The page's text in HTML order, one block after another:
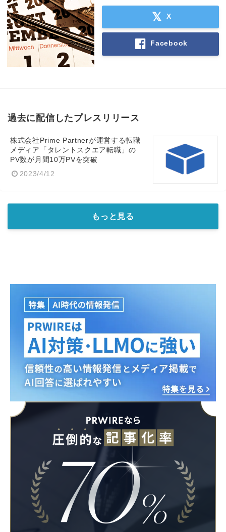
X
Facebook
過去に配信したプレスリリース
株式会社Prime Partnerが運営する転職
メディア「タレントスクエア転職」の
PV数が月間10万PVを突破
2023/4/12
もっと見る
English